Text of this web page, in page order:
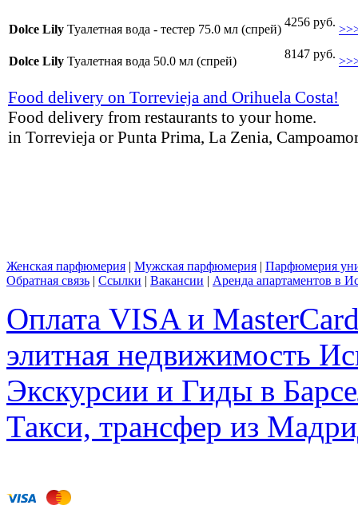
Dolce Lily Туалетная вода - тестер 75.0 мл (спрей)
4256 руб.
Dolce Lily Туалетная вода 50.0 мл (спрей)
8147 руб.
Food delivery on Torrevieja and Orihuela Costa!
Food delivery from restaurants to your home.
in Torrevieja or Punta Prima, La Zenia,
Женская парфюмерия | Мужская парфюмерия | Парфюмерия
Обратная связь | Ссылки | Вакансии | Аренда апартаментов в
Оплата VISA и
элитная недвижимость
Экскурсии и Гиды в
Такси, трансфер из